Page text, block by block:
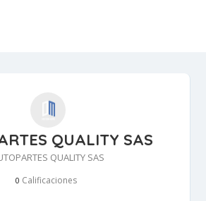
QUALITY SAS
QUALITY SAS
0 Calificaciones